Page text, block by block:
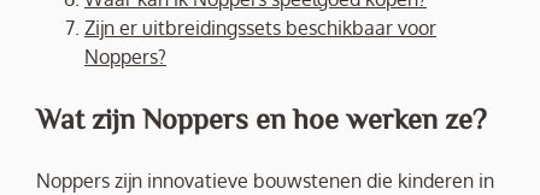
Zijn er uitbreidingssets beschikbaar voor
Noppers?
Wat zijn Noppers en hoe werken ze?
Noppers zijn innovatieve bouwstenen die kinderen in